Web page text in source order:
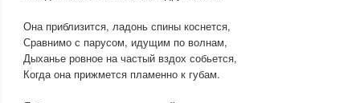
Она приблизится, ладонь спины коснется,
Сравнимо с парусом, идущим по волнам,
Дыханье ровное на частый вздох собьется,
Когда она прижмется пламенно к губам.